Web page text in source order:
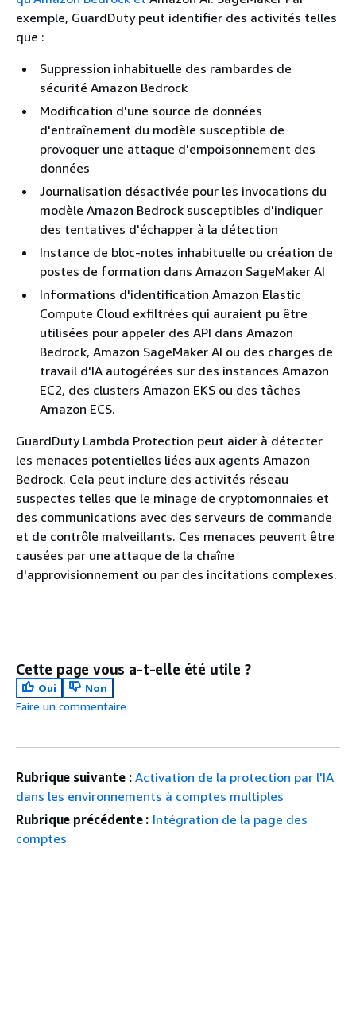
exemple, GuardDuty peut identifier des activités telles
que :
Suppression inhabituelle des rambardes de
sécurité Amazon Bedrock
Modification d'une source de données
d'entraînement du modèle susceptible de
provoquer une attaque d'empoisonnement des
données
Journalisation désactivée pour les invocations du
modèle Amazon Bedrock susceptibles d'indiquer
des tentatives d'échapper à la détection
Instance de bloc-notes inhabituelle ou création de
postes de formation dans Amazon SageMaker AI
Informations d'identification Amazon Elastic
Compute Cloud exfiltrées qui auraient pu être
utilisées pour appeler des API dans Amazon
Bedrock, Amazon SageMaker AI ou des charges de
travail d'IA autogérées sur des instances Amazon
EC2, des clusters Amazon EKS ou des tâches
Amazon ECS.
GuardDuty Lambda Protection peut aider à détecter
les menaces potentielles liées aux agents Amazon
Bedrock. Cela peut inclure des activités réseau
suspectes telles que le minage de cryptomonnaies et
des communications avec des serveurs de commande
et de contrôle malveillants. Ces menaces peuvent être
causées par une attaque de la chaîne
d'approvisionnement ou par des incitations complexes.
Cette page vous a-t-elle été utile ?
Oui
Non
Faire un commentaire
Rubrique suivante : Activation de la protection par l'IA
dans les environnements à comptes multiples
Rubrique précédente : Intégration de la page des
comptes